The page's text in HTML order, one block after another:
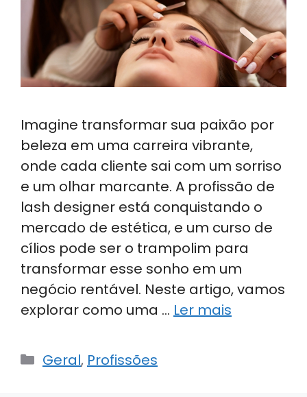
Imagine transformar sua paixão por
beleza em uma carreira vibrante,
onde cada cliente sai com um sorriso
e um olhar marcante. A profissão de
lash designer está conquistando o
mercado de estética, e um curso de
cílios pode ser o trampolim para
transformar esse sonho em um
negócio rentável. Neste artigo, vamos
explorar como uma … Ler mais
Categorias
Geral, Profissões